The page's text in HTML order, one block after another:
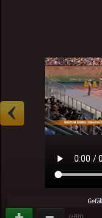
(+86)